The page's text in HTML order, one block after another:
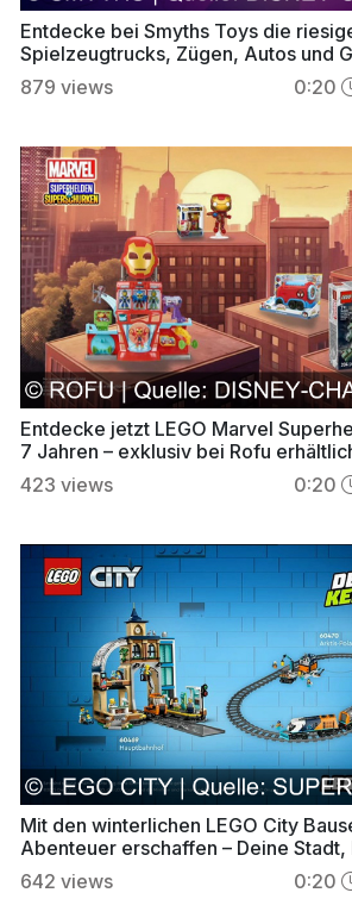
Entdecke bei Smyths Toys die
Spielzeugtrucks, Zügen, Autos und
879 views 0:20
Entdecke jetzt LEGO Marvel
7 Jahren – exklusiv bei Rofu
423 views 0:20
Mit den winterlichen LEGO City
Abenteuer erschaffen – Deine Stadt,
642 views 0:20